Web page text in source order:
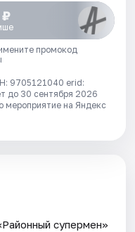
₽
промокод
9705121040 erid:
до 30 сентября 2026
мероприятие на Яндекс
супермен»